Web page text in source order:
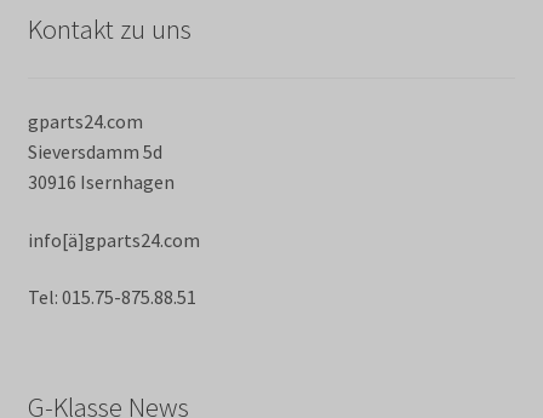
Kontakt zu uns
gparts24.com
Sieversdamm 5d
30916 Isernhagen
info[ä]gparts24.com
Tel: 015.75-875.88.51
G-Klasse News